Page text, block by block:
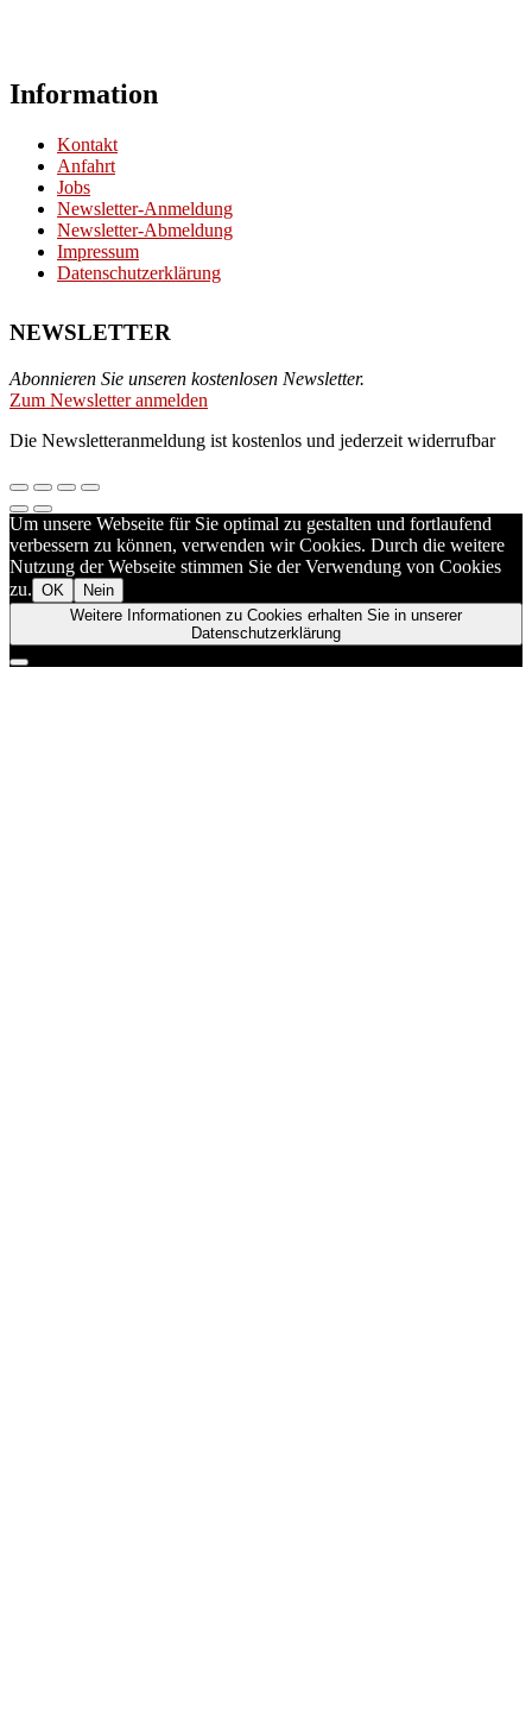
Information
Kontakt
Anfahrt
Jobs
Newsletter-Anmeldung
Newsletter-Abmeldung
Impressum
Datenschutzerklärung
NEWSLETTER
Abonnieren Sie unseren kostenlosen Newsletter.
Zum Newsletter anmelden
Die Newsletteranmeldung ist kostenlos und jederzeit widerrufbar
Um unsere Webseite für Sie optimal zu gestalten und fortlaufend
verbessern zu können, verwenden wir Cookies. Durch die weitere
Nutzung der Webseite stimmen Sie der Verwendung von Cookies
zu. OK
Nein
Weitere Informationen zu Cookies erhalten Sie in unserer
Datenschutzerklärung